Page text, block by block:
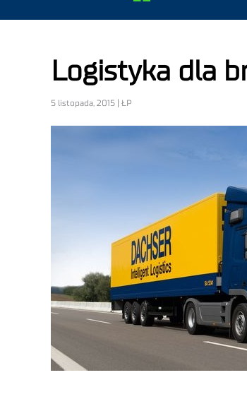
Logistyka dla
5 listopada, 2015 | ŁP